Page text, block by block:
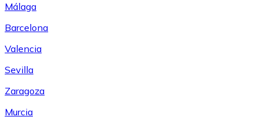
Málaga
Barcelona
Valencia
Sevilla
Zaragoza
Murcia